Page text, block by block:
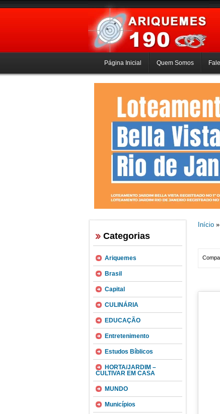
Página Inicial Quem Somos
Categorias
Ariquemes
Brasil
Capital
CULINÁRIA
EDUCAÇÃO
Entretenimento
Estudos Bíblicos
HORTA/JARDIM –
CULTIVAR EM CASA
MUNDO
Municípios
Início»